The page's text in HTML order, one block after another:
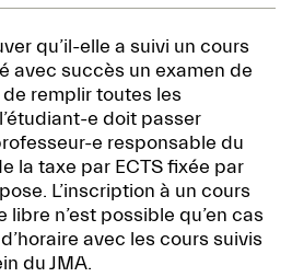
qu’il-elle a suivi un cours
avec succès un examen de
remplir toutes les
e doit passer
e responsable du
la taxe par ECTS fixée par
L’inscription à un cours
n’est possible qu’en cas
avec les cours suivis
du JMA.